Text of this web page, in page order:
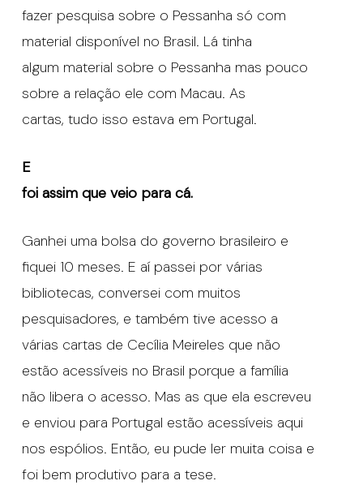
fazer pesquisa sobre o Pessanha só com
material disponível no Brasil. Lá tinha
algum material sobre o Pessanha mas pouco
sobre a relação ele com Macau. As
cartas, tudo isso estava em Portugal.
E
foi assim que veio para cá.
Ganhei uma bolsa do governo brasileiro e
fiquei 10 meses. E aí passei por várias
bibliotecas, conversei com muitos
pesquisadores, e também tive acesso a
várias cartas de Cecília Meireles que não
estão acessíveis no Brasil porque a família
não libera o acesso. Mas as que ela escreveu
e enviou para Portugal estão acessíveis aqui
nos espólios. Então, eu pude ler muita coisa e
foi bem produtivo para a tese.